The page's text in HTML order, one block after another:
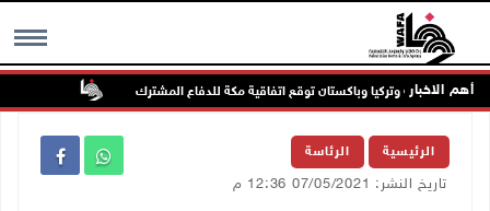
MENU أهم الاخبار
السعودية وتركيا وباكستان توقع اتفاقية مكة للدفاع المشترك
الرئيسية الرئاسة
تاريخ النشر: 07/05/2021 12:36 م